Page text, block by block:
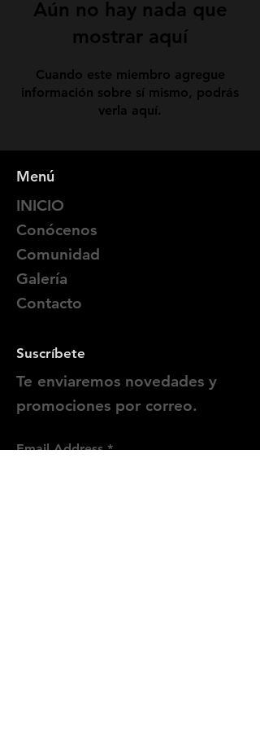
Aún no hay nada que
mostrar aquí
Cuando este miembro agregue
información sobre sí mismo, podrás
verla aquí.
Menú
INICIO
Conócenos
Comunidad
Galería
Contacto
Suscríbete
Te enviaremos novedades y
promociones por correo.
Email Address